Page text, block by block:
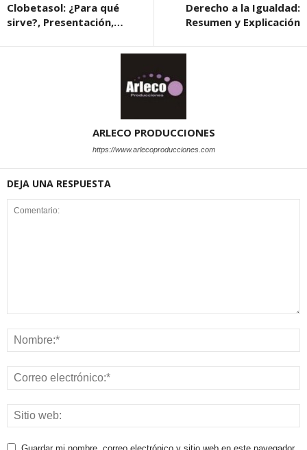
Clobetasol: ¿Para qué
sirve?, Presentación,…
Derecho a la Igualdad:
Resumen y Explicación
ARLECO PRODUCCIONES
https://www.arlecoproducciones.com
DEJA UNA RESPUESTA